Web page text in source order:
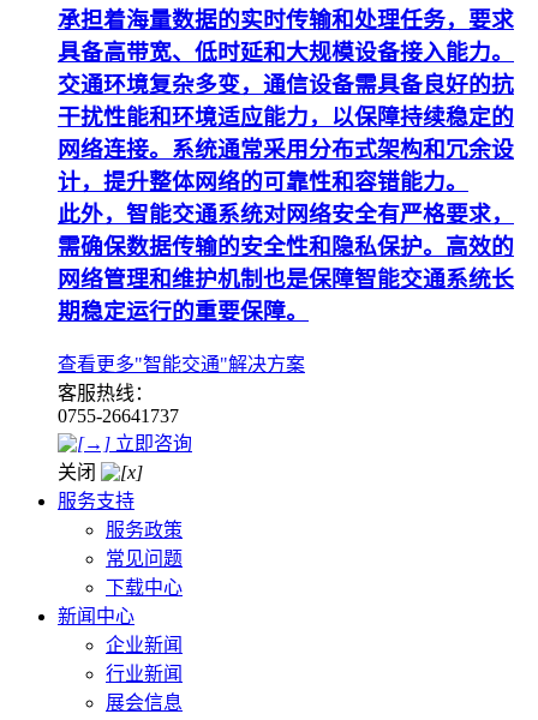
承担着海量数据的实时传输和处理任务，要求
具备高带宽、低时延和大规模设备接入能力。
交通环境复杂多变，通信设备需具备良好的抗
干扰性能和环境适应能力，以保障持续稳定的
网络连接。系统通常采用分布式架构和冗余设
计，提升整体网络的可靠性和容错能力。
此外，智能交通系统对网络安全有严格要求，
需确保数据传输的安全性和隐私保护。高效的
网络管理和维护机制也是保障智能交通系统长
期稳定运行的重要保障。
查看更多"智能交通"解决方案
客服热线：
0755-26641737
立即咨询
关闭
服务支持
服务政策
常见问题
下载中心
新闻中心
企业新闻
行业新闻
展会信息